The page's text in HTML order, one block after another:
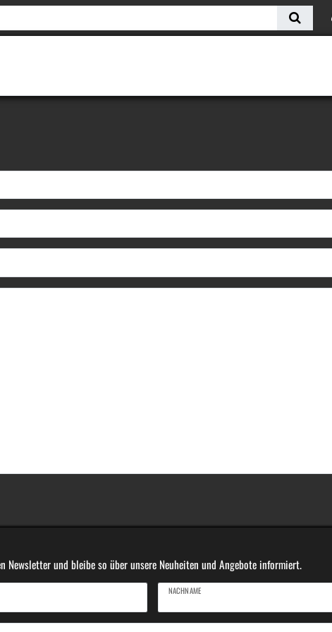
Newsletter und bleibe so über unsere Neuheiten und Angebote informiert.
NACHNAME